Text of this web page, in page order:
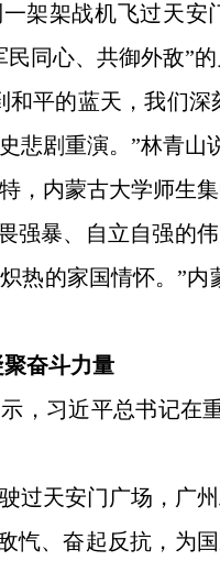
架架战机飞过天
同心、共御外敌”的
和平的蓝天，我们
悲剧重演。”林青山
，内蒙古大学师生
强暴、自立自强的
热的家国情怀。”
奋斗力量
，习近平总书记在
过天安门广场，广
忾、奋起反抗，为